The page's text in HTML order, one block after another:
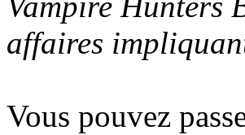
affaires
Vous pouvez